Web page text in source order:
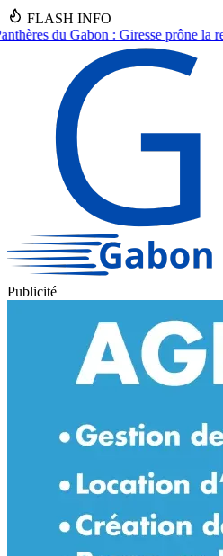
FLASH INFO
la reconstruction et la formation
Publicité